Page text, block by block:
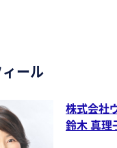
ール
株式会社
鈴木 真理